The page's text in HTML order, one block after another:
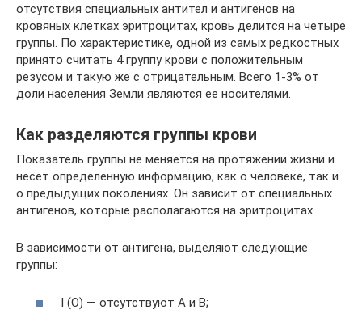
отсутствия специальных антител и антигенов на
кровяных клетках эритроцитах, кровь делится на четыре
группы. По характеристике, одной из самых редкостных
принято считать 4 группу крови с положительным
резусом и такую же с отрицательным. Всего 1-3% от
доли населения Земли являются ее носителями.
Как разделяются группы крови
Показатель группы не меняется на протяжении жизни и
несет определенную информацию, как о человеке, так и
о предыдущих поколениях. Он зависит от специальных
антигенов, которые располагаются на эритроцитах.
В зависимости от антигена, выделяют следующие
группы:
I (О) — отсутствуют А и В;